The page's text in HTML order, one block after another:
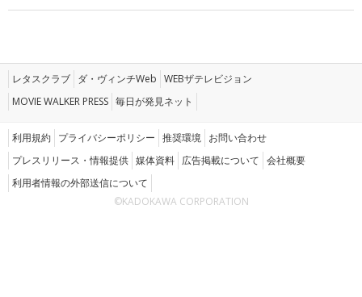
レタスクラブ ダ・ヴィンチWeb WEBザテレビジョン
MOVIE WALKER PRESS 毎日が発見ネット
利用規約 プライバシーポリシー 推奨環境 お問い合わせ
プレスリリース・情報提供 媒体資料 広告掲載について 会社概要
利用者情報の外部送信について
©KADOKAWA CORPORATION